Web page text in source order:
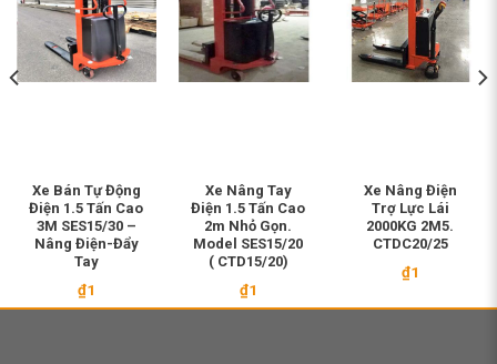
Xe Bán Tự Động
Điện 1.5 Tấn Cao
3M SES15/30 –
Nâng Điện-Đẩy
Tay
₫1
Xe Nâng Tay
Điện 1.5 Tấn Cao
2m Nhỏ Gọn.
Model SES15/20
( CTD15/20)
₫1
Xe Nâng Điện
Trợ Lực Lái
2000KG 2M5.
CTDC20/25
₫1